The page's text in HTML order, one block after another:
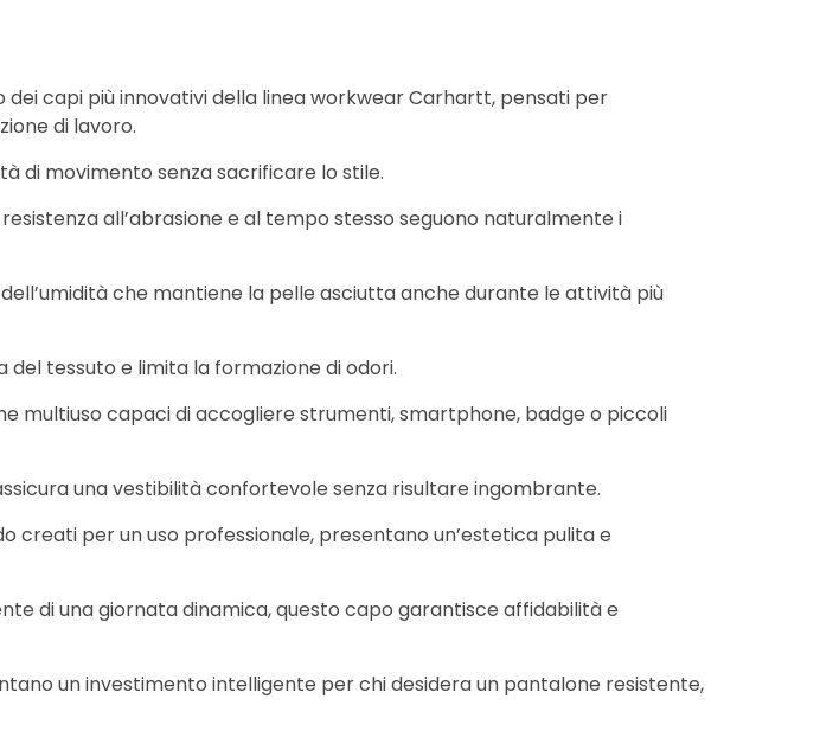
capi più innovativi della linea workwear Carhartt, pensati per
di lavoro.
di movimento senza sacrificare lo stile.
all’abrasione e al tempo stesso seguono naturalmente i
che mantiene la pelle asciutta anche durante le attività più
del tessuto e limita la formazione di odori.
multiuso capaci di accogliere strumenti, smartphone, badge o piccoli
una vestibilità confortevole senza risultare ingombrante.
creati per un uso professionale, presentano un’estetica pulita e
di una giornata dinamica, questo capo garantisce affidabilità e
un investimento intelligente per chi desidera un pantalone resistente,